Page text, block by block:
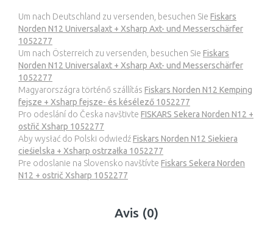
Um nach Deutschland zu versenden, besuchen Sie Fiskars
Norden N12 Universalaxt + Xsharp Axt- und Messerschärfer
1052277
Um nach Österreich zu versenden, besuchen Sie Fiskars
Norden N12 Universalaxt + Xsharp Axt- und Messerschärfer
1052277
Magyarországra történő szállítás Fiskars Norden N12 Kemping
fejsze + Xsharp fejsze- és késélező 1052277
Pro odeslání do Česka navštivte FISKARS Sekera Norden N12 +
ostřič Xsharp 1052277
Aby wysłać do Polski odwiedźFiskars Norden N12 Siekiera
cieśielska + Xsharp ostrzałka 1052277
Pre odoslanie na Slovensko navštívte Fiskars Sekera Norden
N12 + ostrič Xsharp 1052277
Avis (0)